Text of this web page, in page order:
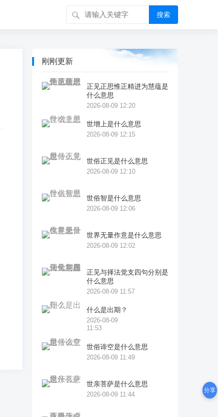
搜索
刚刚更新
正见正思惟正精进为慧蕴是
什么意思
2026-08-09 12:20
世增上是什么意思
2026-08-09 12:15
世俗正见是什么意思
2026-08-09 12:10
世俗智是什么意思
2026-08-09 12:06
世界无量作意是什么意思
2026-08-09 12:02
正见与择法觉支四句分别是
什么意思
2026-08-09 11:57
什么是出期？
2026-08-09
11:53
世俗谛空是什么意思
2026-08-09 11:49
世亲菩萨是什么意思
2026-08-09 11:44
分享